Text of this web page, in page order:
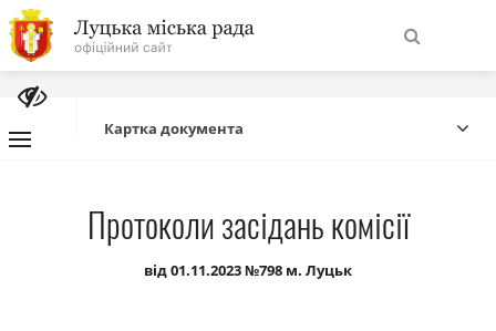
На
головну
сайту
Про місто
Міська влада
Картка документа
Протоколи засідань комісії
від 01.11.2023 №798 м. Луцьк